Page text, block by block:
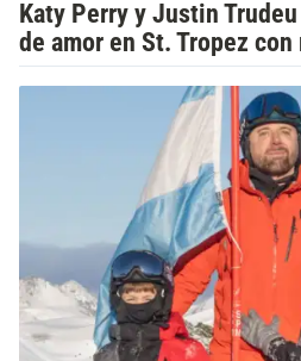
Katy Perry y Justin
de amor en St. Tropez